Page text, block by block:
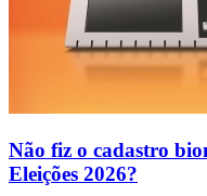
Não fiz o cadastro
Eleições 2026?